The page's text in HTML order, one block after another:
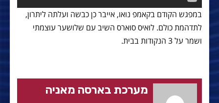
במפגש הקודם בקאמפ נואו, אייבר כן כבשה ועלתה ליתרון,
לתדהמת כולם. לואיס סוארס השיב עם שלושער עוצמתי
ושמר על 3 הנקודות בבית.
מערכת בארסה מאניה